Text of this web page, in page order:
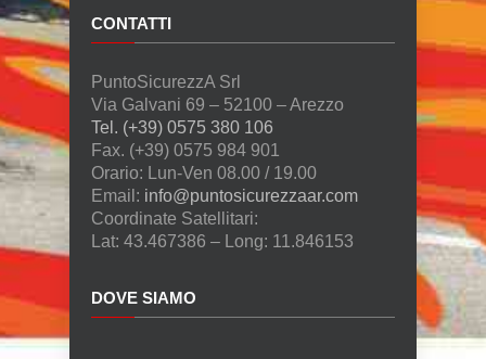
CONTATTI
PuntoSicurezzA Srl
Via Galvani 69 – 52100 – Arezzo
Tel. (+39) 0575 380 106
Fax. (+39) 0575 984 901
Orario: Lun-Ven 08.00 / 19.00
Email: info@puntosicurezzaar.com
Coordinate Satellitari:
Lat: 43.467386 – Long: 11.846153
DOVE SIAMO